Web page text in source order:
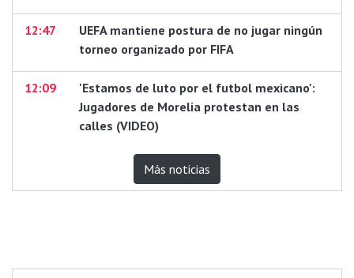
12:47
UEFA mantiene postura de no jugar ningún
torneo organizado por FIFA
12:09
'Estamos de luto por el futbol mexicano':
Jugadores de Morelia protestan en las
calles (VIDEO)
Más noticias